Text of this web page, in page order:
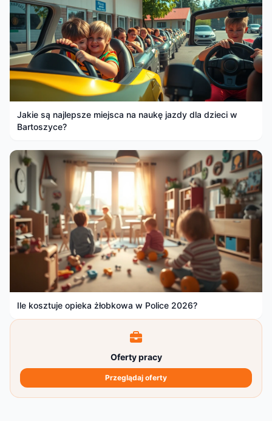
Jakie są najlepsze miejsca na naukę jazdy dla dzieci w
Bartoszyce?
Ile kosztuje opieka żłobkowa w Police 2026?
Oferty pracy
Przeglądaj oferty